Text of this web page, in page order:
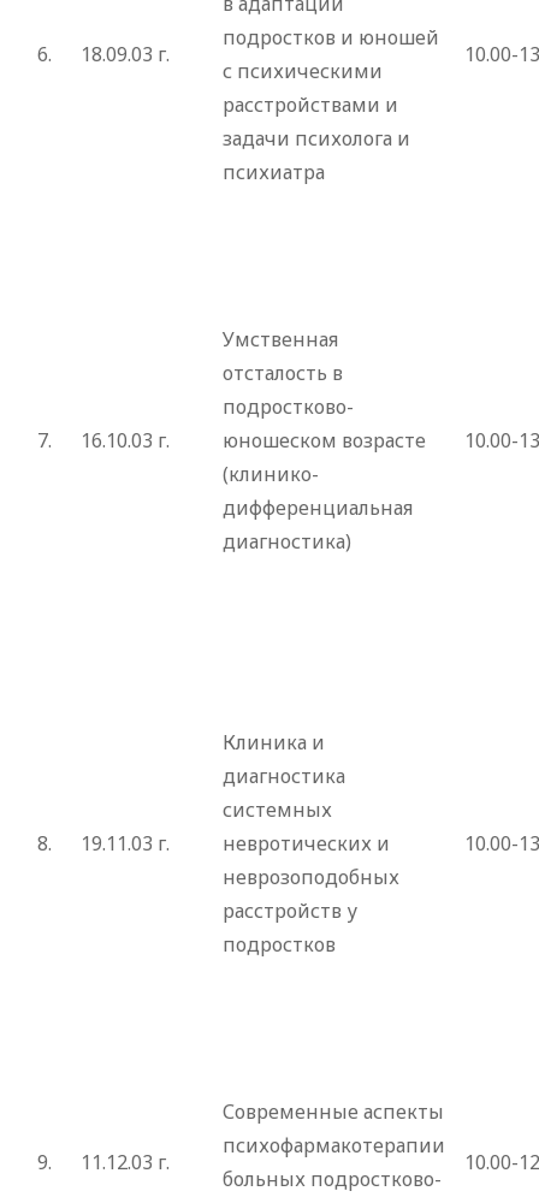
6. 18.09.03 г.
подростков и юношей
с психическими
расстройствами и
задачи психолога и
психиатра
10.00-
7. 16.10.03 г.
Умственная
отсталость в
подростково-
юношеском возрасте
(клинико-
дифференциальная
диагностика)
10.00-
8. 19.11.03 г.
Клиника и
диагностика
системных
невротических и
неврозоподобных
расстройств у
подростков
10.00-
9. 11.12.03 г.
Современные аспекты
психофармакотерапии
больных подростково-
10.00-